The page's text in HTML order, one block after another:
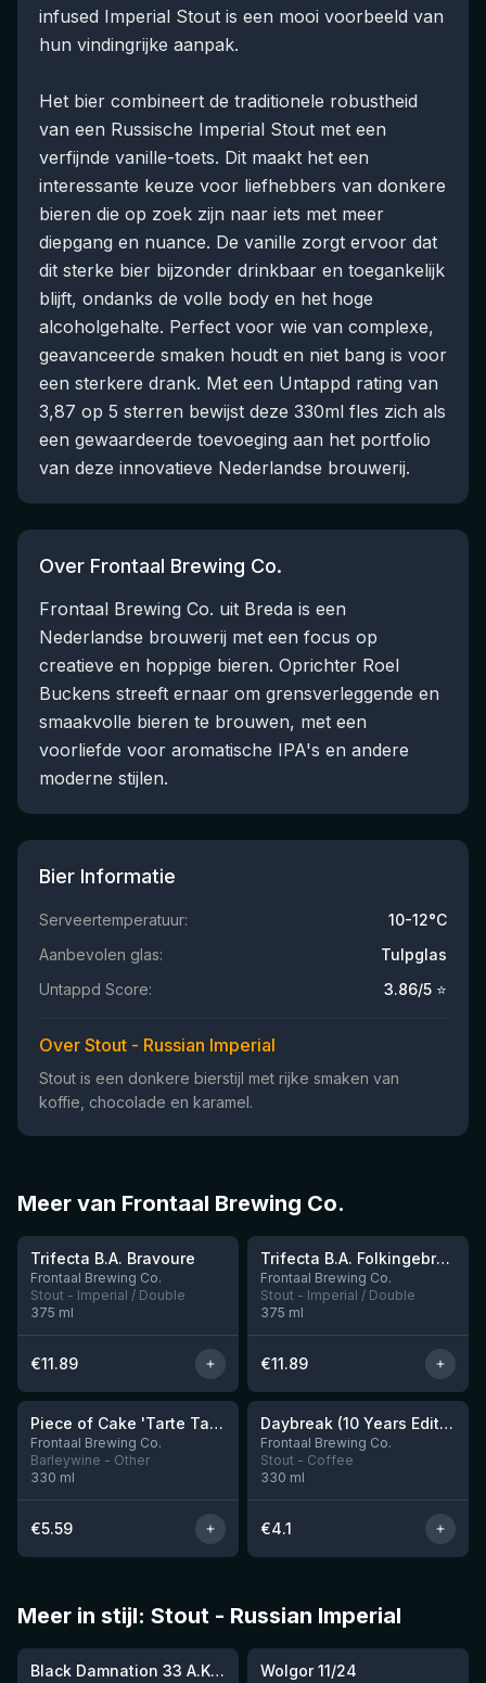
infused Imperial Stout is een mooi voorbeeld van
hun vindingrijke aanpak.
Het bier combineert de traditionele robustheid
van een Russische Imperial Stout met een
verfijnde vanille-toets. Dit maakt het een
interessante keuze voor liefhebbers van donkere
bieren die op zoek zijn naar iets met meer
diepgang en nuance. De vanille zorgt ervoor dat
dit sterke bier bijzonder drinkbaar en toegankelijk
blijft, ondanks de volle body en het hoge
alcoholgehalte. Perfect voor wie van complexe,
geavanceerde smaken houdt en niet bang is voor
een sterkere drank. Met een Untappd rating van
3,87 op 5 sterren bewijst deze 330ml fles zich als
een gewaardeerde toevoeging aan het portfolio
van deze innovatieve Nederlandse brouwerij.
Over Frontaal Brewing Co.
Frontaal Brewing Co. uit Breda is een
Nederlandse brouwerij met een focus op
creatieve en hoppige bieren. Oprichter Roel
Buckens streeft ernaar om grensverleggende en
smaakvolle bieren te brouwen, met een
voorliefde voor aromatische IPA's en andere
moderne stijlen.
Bier Informatie
Serveertemperatuur:
10-12°C
Aanbevolen glas:
Tulpglas
Untappd Score:
3.86/5 ⭐
Over Stout - Russian Imperial
Stout is een donkere bierstijl met rijke smaken van
koffie, chocolade en karamel.
Meer van Frontaal Brewing Co.
★4.24
Trifecta B.A. Bravoure
Frontaal Brewing Co.
Stout - Imperial / Double
375 ml
€11.89
Nog 10
★4.29
Trifecta B.A. Folkingebrew
Frontaal Brewing Co.
Stout - Imperial / Double
375 ml
€11.89
★ 3.9
Piece of Cake 'Tarte Tatin'
Frontaal Brewing Co.
Barleywine - Other
330 ml
€5.59
★ 3.24
Daybreak (10 Years Edition)
Frontaal Brewing Co.
Stout - Coffee
330 ml
€4.1
Meer in stijl: Stout - Russian Imperial
★4.03
Black Damnation 33 A.K.A. Masters of Darkness III (BA Islay Peated Whisky)
★4.2
Wolgor 11/24